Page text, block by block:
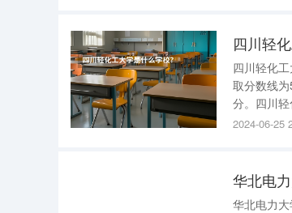
四川轻
四川轻化工大学分数线 2022年四川轻化工大
取分数线
分。四川轻化工大
市东部新城永田路 汇东校区（教学校区）：四川省自贡
2024-06-25
华北电
华北电力大学录取分数线 根据查询华北电